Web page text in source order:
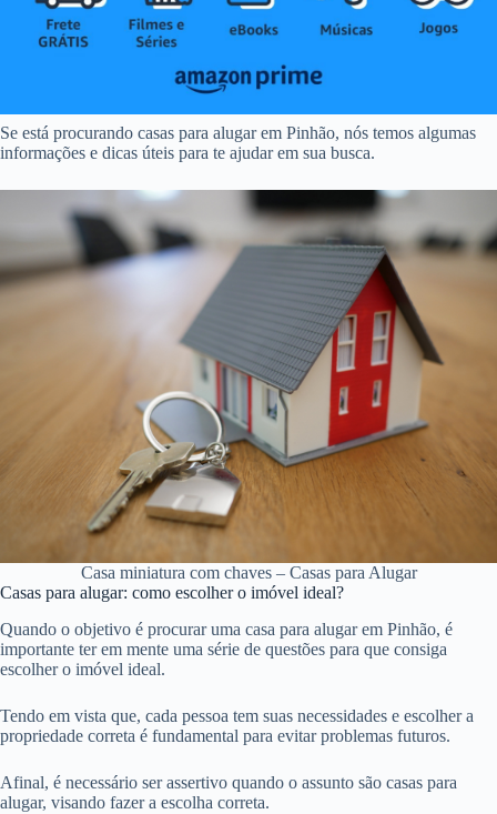
Se está procurando casas para alugar em Pinhão, nós temos algumas
informações e dicas úteis para te ajudar em sua busca.
Casa miniatura com chaves – Casas para Alugar
Casas para alugar: como escolher o imóvel ideal?
Quando o objetivo é procurar uma casa para alugar em Pinhão, é
importante ter em mente uma série de questões para que consiga
escolher o imóvel ideal.
Tendo em vista que, cada pessoa tem suas necessidades e escolher a
propriedade correta é fundamental para evitar problemas futuros.
Afinal, é necessário ser assertivo quando o assunto são casas para
alugar, visando fazer a escolha correta.